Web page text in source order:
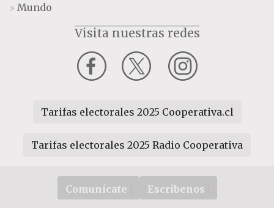
> Mundo
Visita nuestras redes
Tarifas electorales 2025 Cooperativa.cl
Tarifas electorales 2025 Radio Cooperativa
Comunícate Escríbenos